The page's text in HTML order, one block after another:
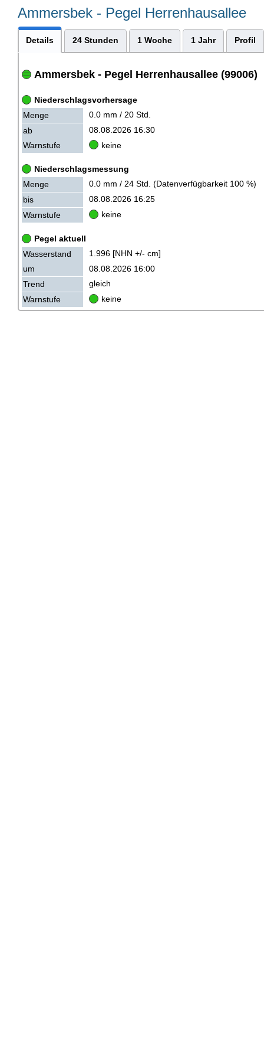
Ammersbek - Pegel Herrenhausallee
Details 24 Stunden 1 Woche 1 Jahr Profil
Ammersbek - Pegel Herrenhausallee (99006)
Niederschlagsvorhersage
Menge
0.0 mm / 20 Std.
ab
08.08.2026 16:30
Warnstufe
keine
Niederschlagsmessung
Menge
0.0 mm / 24 Std. (Datenverfügbarkeit 100 %)
bis
08.08.2026 16:25
Warnstufe
keine
Pegel aktuell
Wasserstand
1.996 [NHN +/- cm]
um
08.08.2026 16:00
Trend
gleich
Warnstufe
keine